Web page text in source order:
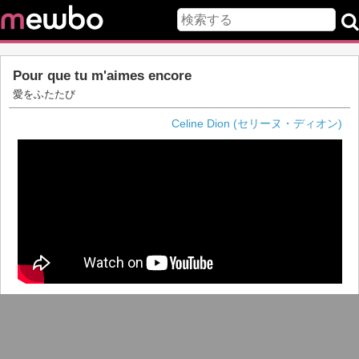
Pour que tu m'aimes encore
愛をふたたび
Celine Dion (セリーヌ・ディオン)